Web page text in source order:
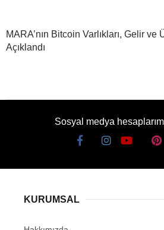
MARA’nın Bitcoin Varlıkları, Gelir
Açıklandı
Sosyal medya
KURUMSAL